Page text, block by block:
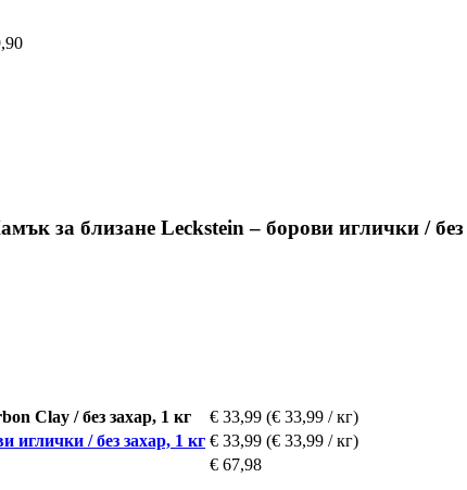
за близане Leckstein – борови иглички /
Clay / без захар, 1 кг € 33,99 (€ 33,99 / кг)
иглички / без захар, 1 кг € 33,99 (€ 33,99 / кг)
€ 67,98